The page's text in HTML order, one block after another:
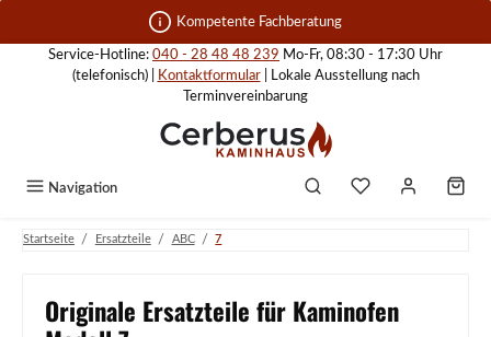
Zum Hauptinhalt springen Kompetente Fachberatung
Service-Hotline: 040 - 28 48 48 239 Mo-Fr, 08:30 - 17:30 Uhr
(telefonisch) |
Kontaktformular| Lokale Ausstellung nach
Terminvereinbarung
Navigation
Startseite / Ersatzteile / ABC / 7
Originale Ersatzteile für Kaminofen